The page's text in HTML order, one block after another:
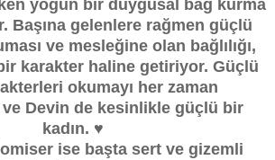
yoğun bir duygusal bağ kurma
Başına gelenlere rağmen güçlü
ve mesleğine olan bağlılığı,
karakter haline getiriyor. Güçlü
okumayı her zaman
Devin de kesinlikle güçlü bir
kadın. ♥
ise başta sert ve gizemli